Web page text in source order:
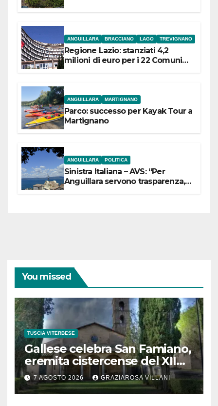
ANGUILLARA BRACCIANO LAGO TREVIGNANO
Regione Lazio: stanziati 4,2
milioni di euro per i 22 Comuni
ANGUILLARA MARTIGNANO
Parco: successo per Kayak Tour a
Martignano
ANGUILLARA POLITICA
Sinistra Italiana – AVS: “Per
Anguillara servono trasparenza,
You missed
TUSCIA VITERBESE
Gallese celebra San Famiano,
eremita cistercense del XII
secolo
7 AGOSTO 2026 GRAZIAROSA VILLANI